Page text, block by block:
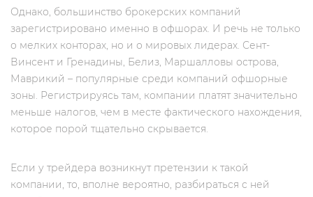
Однако, большинство брокерских компаний
зарегистрировано именно в офшорах. И речь не только
о мелких конторах, но и о мировых лидерах. Сент-
Винсент и Гренадины, Белиз, Маршалловы острова,
Маврикий – популярные среди компаний офшорные
зоны. Регистрируясь там, компании платят значительно
меньше налогов, чем в месте фактического нахождения,
которое порой тщательно скрывается.
Если у трейдера возникнут претензии к такой
компании, то, вполне вероятно, разбираться с ней